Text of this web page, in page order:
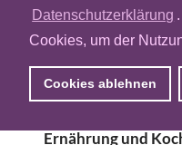
Datenschutzerklärung
Cookies, um der
Cookies ablehnen
Daten von Eat
Advertisern sowie
Targeting-
bereitstellen zu
Ernährung und